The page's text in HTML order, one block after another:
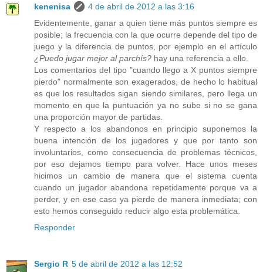
kenenisa
4 de abril de 2012 a las 3:16
Evidentemente, ganar a quien tiene más puntos siempre es
posible; la frecuencia con la que ocurre depende del tipo de
juego y la diferencia de puntos, por ejemplo en el artículo
¿Puedo jugar mejor al parchís? hay una referencia a ello.
Los comentarios del tipo "cuando llego a X puntos siempre
pierdo" normalmente son exagerados, de hecho lo habitual
es que los resultados sigan siendo similares, pero llega un
momento en que la puntuación ya no sube si no se gana
una proporción mayor de partidas.
Y respecto a los abandonos en principio suponemos la
buena intención de los jugadores y que por tanto son
involuntarios, como consecuencia de problemas técnicos,
por eso dejamos tiempo para volver. Hace unos meses
hicimos un cambio de manera que el sistema cuenta
cuando un jugador abandona repetidamente porque va a
perder, y en ese caso ya pierde de manera inmediata; con
esto hemos conseguido reducir algo esta problemática.
Responder
Sergio R 5 de abril de 2012 a las 12:52